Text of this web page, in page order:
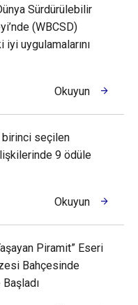
Sürdürülebilir
(WBCSD)
uygulamalarını
Okuyun
seçilen
ilişkilerinde 9 ödüle
Okuyun
Piramit” Eseri
Bahçesinde